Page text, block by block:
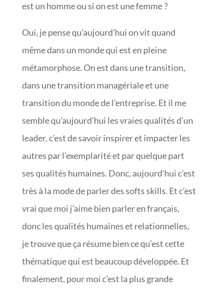
est un homme ou si on est une femme ?
Oui, je pense qu’aujourd’hui on vit quand
même dans un monde qui est en pleine
métamorphose. On est dans une transition,
dans une transition managériale et une
transition du monde de l’entreprise. Et il me
semble qu’aujourd’hui les vraies qualités d’un
leader, c’est de savoir inspirer et impacter les
autres par l’exemplarité et par quelque part
ses qualités humaines. Donc, aujourd’hui c’est
très à la mode de parler des softs skills. Et c’est
vrai que moi j’aime bien parler en français,
donc les qualités humaines et relationnelles,
je trouve que ça résume bien ce qu’est cette
thématique qui est beaucoup développée. Et
finalement, pour moi c’est la plus grande